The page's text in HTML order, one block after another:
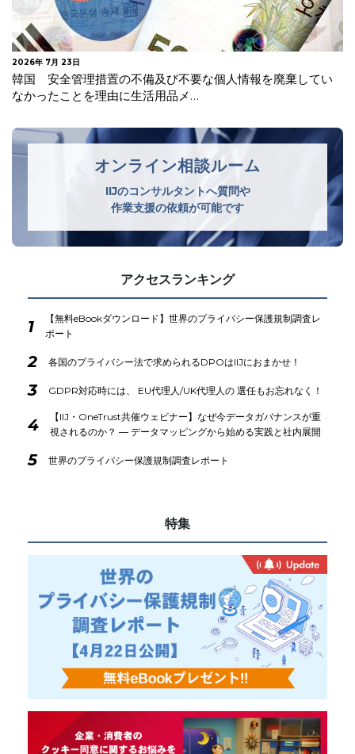
2026年 7月 23日
韓国 安全管理措置の不備及び不要な個人情報を廃棄してい
なかったことを理由に生活用品メ…
オンライン相談ルーム
IIJのコンサルタントへ質問や
作業支援の依頼が可能です
アクセスランキング
1
【無料eBookダウンロード】世界のプライバシー保護規制調査レ
ポート
2 各国のプライバシー法で求められるDPOはIIJにおまかせ！
3 GDPR対応時には、 EU代理人/UK代理人の 選任もお忘れなく！
4
【IIJ・OneTrust共催ウェビナー】なぜ今データガバナンスが重
視されるのか？ ― データマッピングから始める実践と社内展開
5 世界のプライバシー保護規制調査レポート
特集